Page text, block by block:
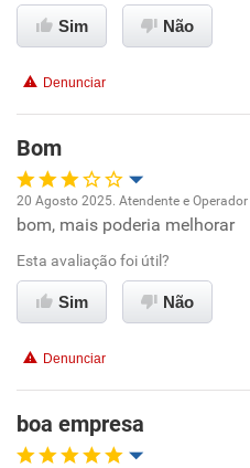
Benefícios
Sim Não
Denunciar
Bom
Oportunidade de promoção
Ambiente de trabalho
Benefícios
Não recomenda esta
20 Agosto 2025. Atendente e
bom, mais poderia melhorar
Esta avaliação foi útil?
Sim Não
Denunciar
boa empresa